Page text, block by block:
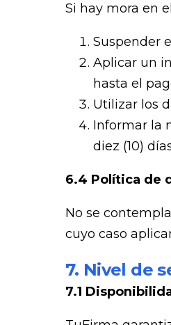
Si hay mora en
Suspender
Aplicar un
hasta el
Utilizar los
Informar la
diez (10)
6.4 Política de
No se
cuyo caso
7. Nivel de
7.1